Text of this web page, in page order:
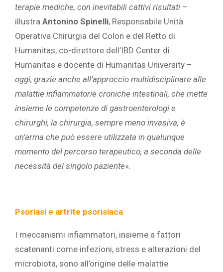
terapie mediche, con inevitabili cattivi risultati –
illustra Antonino Spinelli, Responsabile Unità
Operativa Chirurgia del Colon e del Retto di
Humanitas, co-direttore dell’IBD Center di
Humanitas e docente di Humanitas University –
oggi, grazie anche all’approccio multidisciplinare alle
malattie infiammatorie croniche intestinali, che mette
insieme le competenze di gastroenterologi e
chirurghi, la chirurgia, sempre meno invasiva, è
un’arma che può essere utilizzata in qualunque
momento del percorso terapeutico, a seconda delle
necessità del singolo paziente».
Psoriasi e artrite psorisiaca
I meccanismi infiammatori, insieme a fattori
scatenanti come infezioni, stress e alterazioni del
microbiota, sono all’origine delle malattie